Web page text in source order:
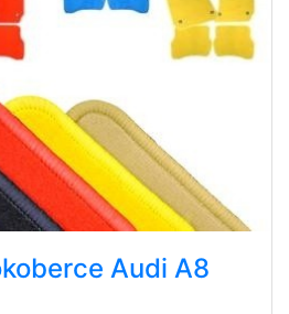
Audi A8